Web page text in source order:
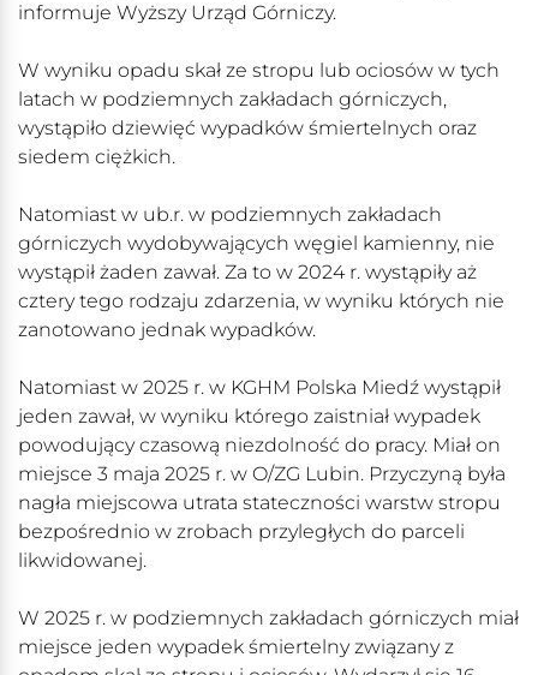
informuje Wyższy Urząd Górniczy.
W wyniku opadu skał ze stropu lub ociosów w tych
latach w podziemnych zakładach górniczych,
wystąpiło dziewięć wypadków śmiertelnych oraz
siedem ciężkich.
Natomiast w ub.r. w podziemnych zakładach
górniczych wydobywających węgiel kamienny, nie
wystąpił żaden zawał. Za to w 2024 r. wystąpiły aż
cztery tego rodzaju zdarzenia, w wyniku których nie
zanotowano jednak wypadków.
Natomiast w 2025 r. w KGHM Polska Miedź wystąpił
jeden zawał, w wyniku którego zaistniał wypadek
powodujący czasową niezdolność do pracy. Miał on
miejsce 3 maja 2025 r. w O/ZG Lubin. Przyczyną była
nagła miejscowa utrata stateczności warstw stropu
bezpośrednio w zrobach przyległych do parceli
likwidowanej.
W 2025 r. w podziemnych zakładach górniczych miał
miejsce jeden wypadek śmiertelny związany z